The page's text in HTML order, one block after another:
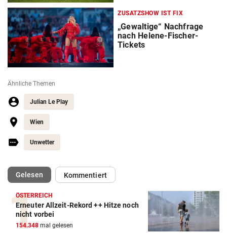
ZUSATZSHOW IST FIX
„Gewaltige“ Nachfrage
nach Helene-Fischer-
Tickets
Ähnliche Themen
Julian Le Play
Wien
Unwetter
Gelesen(ausgewählt)Kommentiert
ÖSTERREICH
Erneuter Allzeit-Rekord ++ Hitze noch
nicht vorbei
154.348 mal gelesen